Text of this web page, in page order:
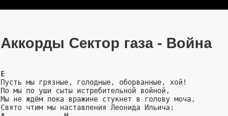
Аккорды Сектор газа - Война
E
Пусть мы грязные, голодные, оборванные, хой!
По мы по уши сыты истребительной войной,
Мы не ждём пока вражине стукнет в голову моча,
Свято чтим мы наставления Леонида Ильича: